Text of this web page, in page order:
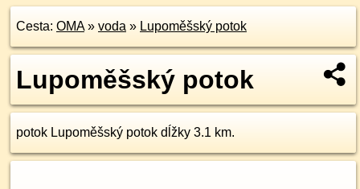
Cesta: OMA» voda » Lupoměšský potok
Lupoměšský potok
potok Lupoměšský potok dĺžky 3.1 km.